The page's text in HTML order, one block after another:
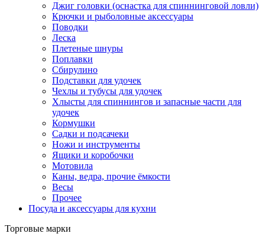
Джиг головки (оснастка для спиннинговой ловли)
Крючки и рыболовные аксессуары
Поводки
Леска
Плетеные шнуры
Поплавки
Сбирулино
Подставки для удочек
Чехлы и тубусы для удочек
Хлысты для спиннингов и запасные части для
удочек
Кормушки
Садки и подсачеки
Ножи и инструменты
Ящики и коробочки
Мотовила
Каны, ведра, прочие ёмкости
Весы
Прочее
Посуда и аксессуары для кухни
Торговые марки